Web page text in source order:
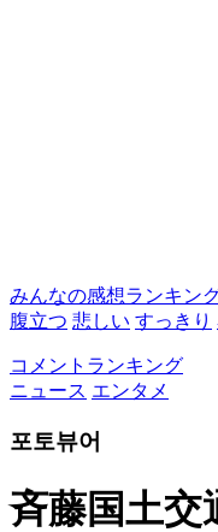
みんなの感想ランキン
腹立つ 悲しい すっきり
コメントランキング
ニュース エンタメ
포토뷰어
斉藤国土交